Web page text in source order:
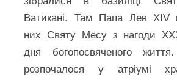
Ватикані. Там Папа Лев XIV
них Святу Месу з нагоди
дня богопосвяченого життя.
розпочалося у атріумі